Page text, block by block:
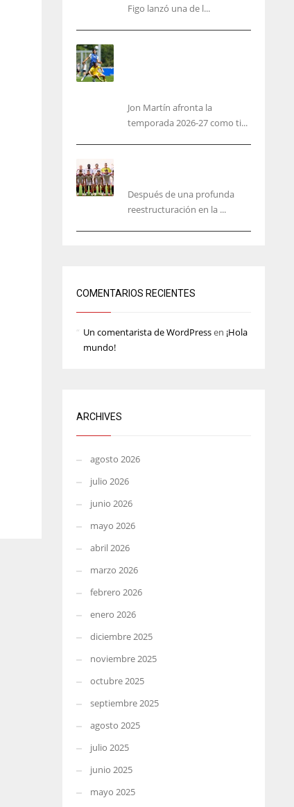
3
24
NYJ
3
24
Figo lanzó una de l...
Jon Martín afronta la
temporada 2026-27 como ti...
Después de una profunda
reestructuración en la ...
COMENTARIOS RECIENTES
Un comentarista de WordPressen ¡Hola
mundo!
ARCHIVES
agosto 2026
julio 2026
junio 2026
mayo 2026
abril 2026
marzo 2026
febrero 2026
enero 2026
diciembre 2025
noviembre 2025
octubre 2025
septiembre 2025
agosto 2025
julio 2025
junio 2025
mayo 2025